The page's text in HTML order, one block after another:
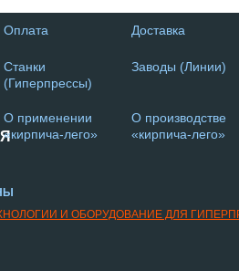
Оплата Доставка
Станки
(Гиперпрессы)
Заводы (Линии)
О применении
«кирпича-лего»
О производстве
«кирпича-лего»
И ОБОРУДОВАНИЕ ДЛЯ